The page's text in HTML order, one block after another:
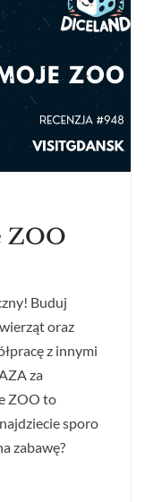
ZOO
Buduj
oraz
z innymi
za
ZOO to
sporo
zabawę?